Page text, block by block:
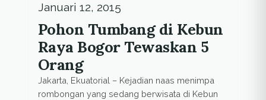
Januari 12, 2015
Pohon Tumbang di Kebun
Raya Bogor Tewaskan 5
Orang
Jakarta, Ekuatorial – Kejadian naas menimpa
rombongan yang sedang berwisata di Kebun